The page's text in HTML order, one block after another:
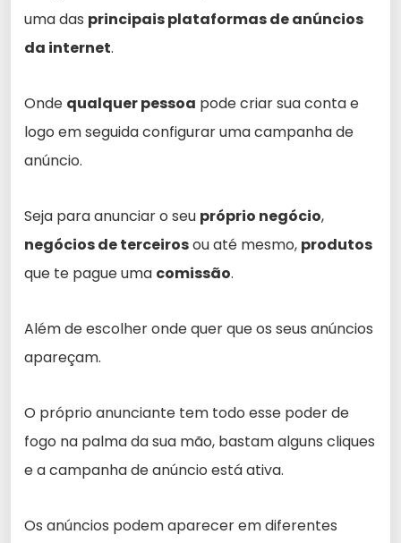
uma das principais plataformas de anúncios
da internet.
Onde qualquer pessoa pode criar sua conta e
logo em seguida configurar uma campanha de
anúncio.
Seja para anunciar o seu próprio negócio,
negócios de terceirosou até mesmo, produtos
que te pague uma comissão.
Além de escolher onde quer que os seus anúncios
apareçam.
O próprio anunciante tem todo esse poder de
fogo na palma da sua mão, bastam alguns cliques
e a campanha de anúncio está ativa.
Os anúncios podem aparecer em diferentes